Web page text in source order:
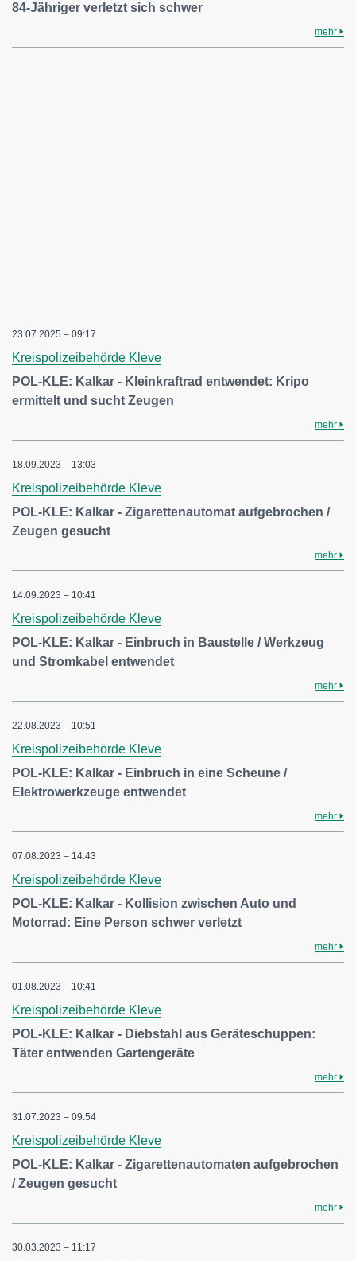
84-Jähriger verletzt sich schwer
mehr
23.07.2025 – 09:17
Kreispolizeibehörde Kleve
POL-KLE: Kalkar - Kleinkraftrad entwendet: Kripo
ermittelt und sucht Zeugen
mehr
18.09.2023 – 13:03
Kreispolizeibehörde Kleve
POL-KLE: Kalkar - Zigarettenautomat aufgebrochen /
Zeugen gesucht
mehr
14.09.2023 – 10:41
Kreispolizeibehörde Kleve
POL-KLE: Kalkar - Einbruch in Baustelle / Werkzeug
und Stromkabel entwendet
mehr
22.08.2023 – 10:51
Kreispolizeibehörde Kleve
POL-KLE: Kalkar - Einbruch in eine Scheune /
Elektrowerkzeuge entwendet
mehr
07.08.2023 – 14:43
Kreispolizeibehörde Kleve
POL-KLE: Kalkar - Kollision zwischen Auto und
Motorrad: Eine Person schwer verletzt
mehr
01.08.2023 – 10:41
Kreispolizeibehörde Kleve
POL-KLE: Kalkar - Diebstahl aus Geräteschuppen:
Täter entwenden Gartengeräte
mehr
31.07.2023 – 09:54
Kreispolizeibehörde Kleve
POL-KLE: Kalkar - Zigarettenautomaten aufgebrochen
/ Zeugen gesucht
mehr
30.03.2023 – 11:17